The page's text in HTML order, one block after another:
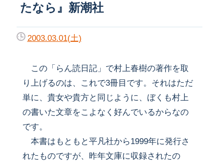
たなら』新潮社
2003.03.01(土)
この「らん読日記」で村上春樹の著作を取
り上げるのは、これで3冊目です。それはただ
単に、貴女や貴方と同じように、ぼくも村上
の書いた文章をこよなく好んでいるからなの
です。
本書はもともと平凡社から1999年に発行さ
れたものですが、昨年文庫に収録されたの